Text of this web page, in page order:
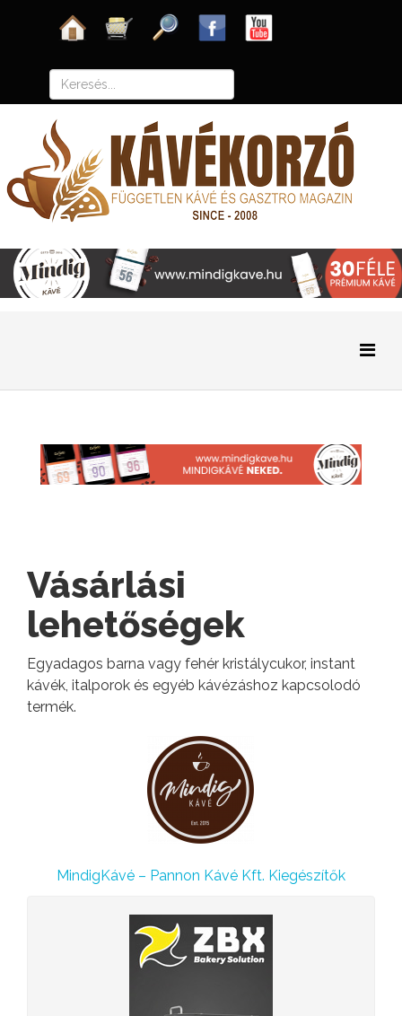
Vásárlási
lehetőségek
Egyadagos barna vagy fehér kristálycukor, instant
kávék, italporok és egyéb kávézáshoz kapcsolodó
termék.
MindigKávé – Pannon Kávé Kft. Kiegészítők